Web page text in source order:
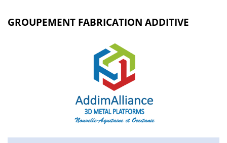
GROUPEMENT FABRICATION ADDITIVE